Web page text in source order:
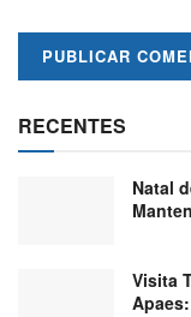
RECENTES
Natal
Visita